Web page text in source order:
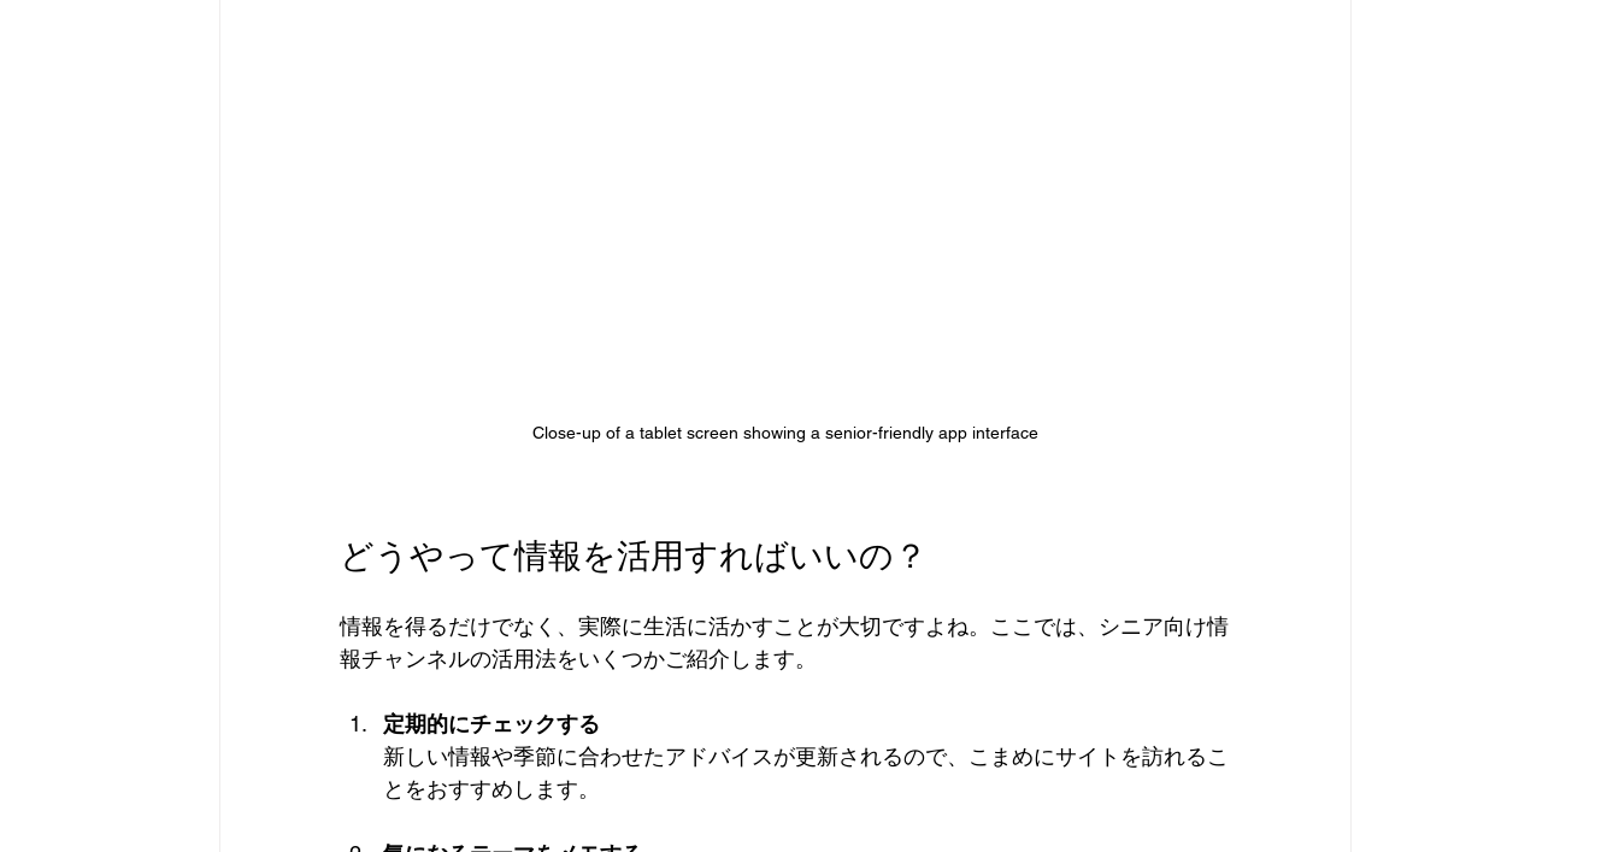
Close-up of a tablet screen showing a senior-friendly app interface
どうやって情報を活用すればいいの？
情報を得るだけでなく、実際に生活に活かすことが大切ですよね。ここでは、シニア向け情
報チャンネルの活用法をいくつかご紹介します。
定期的にチェックする
新しい情報や季節に合わせたアドバイスが更新されるので、こまめにサイトを訪れるこ
とをおすすめします。